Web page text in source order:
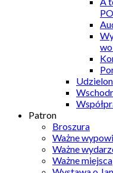
Patron
Broszura
Ważne
Ważne
Ważne miejsca